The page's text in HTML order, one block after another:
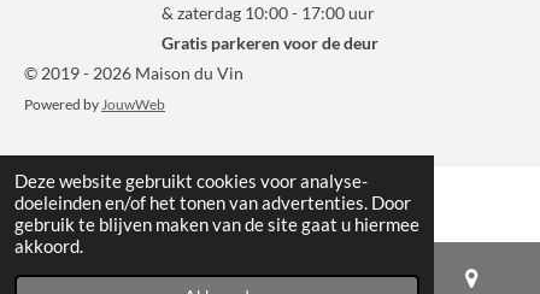
Deze website gebruikt cookies voor analyse-
doeleinden en/of het tonen van advertenties. Door
gebruik te blijven maken van de site gaat u hiermee
akkoord.
& zaterdag 10:00 - 17:00 uur
Gratis parkeren voor de deur
© 2019 - 2026 Maison du Vin
Powered by JouwWeb